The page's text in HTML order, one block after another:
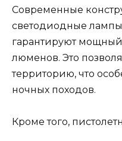
Современные
светодиодные
гарантируют мощный
люменов. Это
территорию, что
ночных походов.
Кроме того,